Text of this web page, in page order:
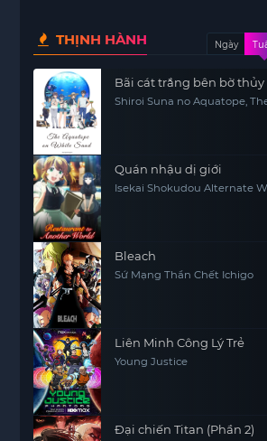
THỊNH HÀNH Ngày
Bãi cát trắng bên bờ
Shiroi Suna no Aquatope,
Quán nhậu dị giới
Isekai Shokudou Alternate
Bleach
Sứ Mạng Thần Chết Ichigo
Liên Minh Công Lý Trẻ
Young Justice
Đại chiến Titan (Phần 2)